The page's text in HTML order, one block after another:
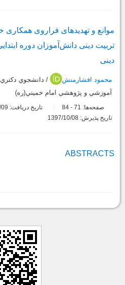
موانع و تهدیدهای فرا‌روی همکاری
تربیت دینی دانش‌آموزان دوره
دینی
محمود افشارمنش
/ دانشجوي
آموزشي و پژوهشي امام خميني(ره)
صفحه‌ها: 71
-
تاریخ دریافت: 1397/06/09
تاریخ پذیرش: 1397/10/08
ABSTRACTS